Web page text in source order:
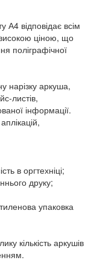
відповідає всім
ціною, що
поліграфічної
нарізку аркуша,
листів,
інформації.
в оргтехніці;
друку;
упаковка
кількість аркушів